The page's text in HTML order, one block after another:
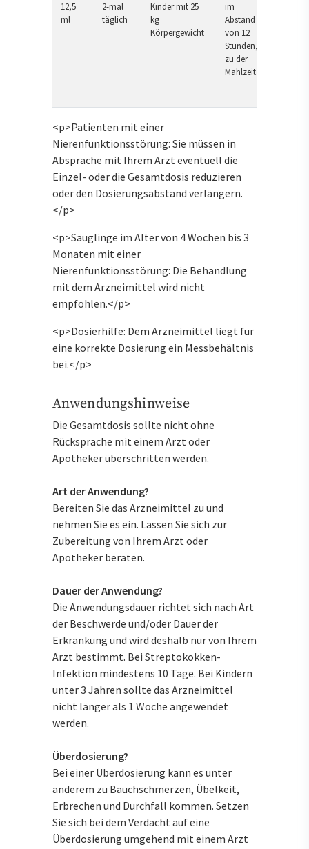
12,5
ml
2-mal
täglich
Kinder mit 25
kg
Körpergewicht
im
Abstand
von 12
Stunden,
zu der
Mahlzeit
<p>Patienten mit einer
Nierenfunktionsstörung: Sie müssen in
Absprache mit Ihrem Arzt eventuell die
Einzel- oder die Gesamtdosis reduzieren
oder den Dosierungsabstand verlängern.
</p>
<p>Säuglinge im Alter von 4 Wochen bis 3
Monaten mit einer
Nierenfunktionsstörung: Die Behandlung
mit dem Arzneimittel wird nicht
empfohlen.</p>
<p>Dosierhilfe: Dem Arzneimittel liegt für
eine korrekte Dosierung ein Messbehältnis
bei.</p>
Anwendungshinweise
Die Gesamtdosis sollte nicht ohne
Rücksprache mit einem Arzt oder
Apotheker überschritten werden.
Art der Anwendung?
Bereiten Sie das Arzneimittel zu und
nehmen Sie es ein. Lassen Sie sich zur
Zubereitung von Ihrem Arzt oder
Apotheker beraten.
Dauer der Anwendung?
Die Anwendungsdauer richtet sich nach Art
der Beschwerde und/oder Dauer der
Erkrankung und wird deshalb nur von Ihrem
Arzt bestimmt. Bei Streptokokken-
Infektion mindestens 10 Tage. Bei Kindern
unter 3 Jahren sollte das Arzneimittel
nicht länger als 1 Woche angewendet
werden.
Überdosierung?
Bei einer Überdosierung kann es unter
anderem zu Bauchschmerzen, Übelkeit,
Erbrechen und Durchfall kommen. Setzen
Sie sich bei dem Verdacht auf eine
Überdosierung umgehend mit einem Arzt